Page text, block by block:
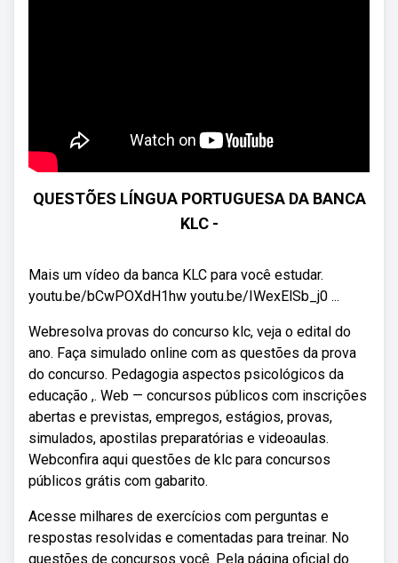
QUESTÕES LÍNGUA PORTUGUESA DA BANCA
KLC -
Mais um vídeo da banca KLC para você estudar.
youtu.be/bCwPOXdH1hw youtu.be/IWexElSb_j0 ...
Webresolva provas do concurso klc, veja o edital do
ano. Faça simulado online com as questões da prova
do concurso. Pedagogia aspectos psicológicos da
educação ,. Web — concursos públicos com inscrições
abertas e previstas, empregos, estágios, provas,
simulados, apostilas preparatórias e videoaulas.
Webconfira aqui questões de klc para concursos
públicos grátis com gabarito.
Acesse milhares de exercícios com perguntas e
respostas resolvidas e comentadas para treinar. No
questões de concursos você. Pela página oficial do